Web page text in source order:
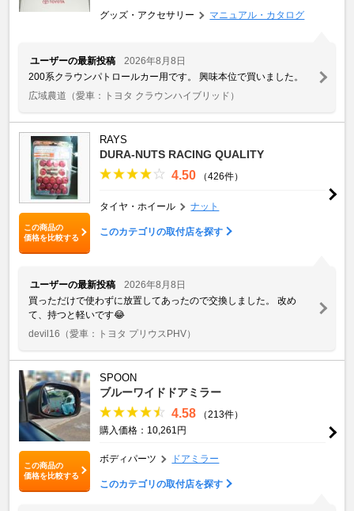
グッズ・アクセサリー マニュアル・カタログ
ユーザーの最新投稿
2026年8月8日
200系クラウンパトロールカー用です。 興味本位で買いました。
広域農道 （愛車：トヨタ クラウンハイブリッド）
この商品の
価格を比較する
RAYS
DURA-NUTS RACING QUALITY
4.50 （426件）
タイヤ・ホイール ナット
このカテゴリの取付店を探す
ユーザーの最新投稿
2026年8月8日
買っただけで使わずに放置してあったので交換しました。 改め
て、持つと軽いです😂
devil16 （愛車：トヨタ プリウスPHV）
この商品の
価格を比較する
SPOON
ブルーワイドドアミラー
4.58
（213件）
購入価格：10,261円
ボディパーツ ドアミラー
このカテゴリの取付店を探す